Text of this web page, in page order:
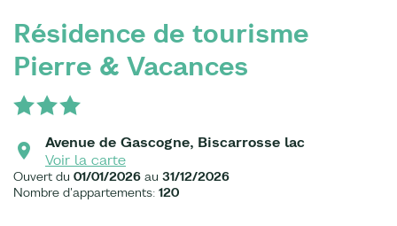
Résidence de tourisme
Pierre & Vacances
Avenue de Gascogne, Biscarrosse lac
Voir la carte
Ouvert du 01/01/2026 au 31/12/2026
Nombre d'appartements: 120